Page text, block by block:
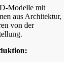
Modelle mit
aus Architektur,
von der